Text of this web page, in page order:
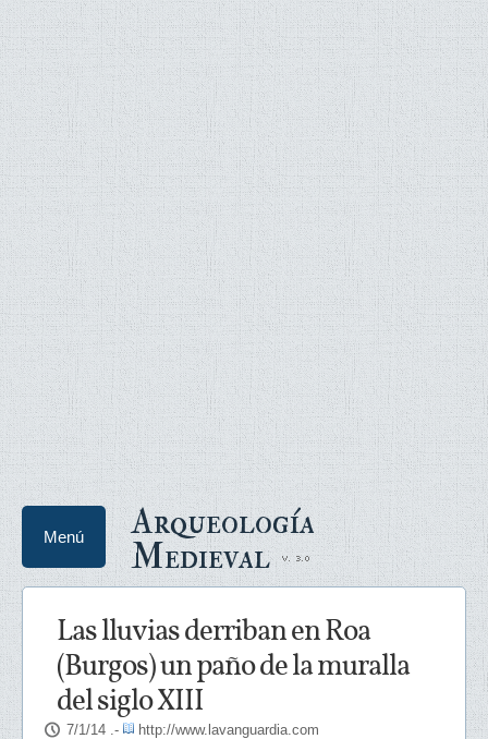
Arqueología
Medieval
Menú
Las lluvias derriban en Roa
(Burgos) un paño de la muralla
del siglo XIII
7/1/14 .- http://www.lavanguardia.com